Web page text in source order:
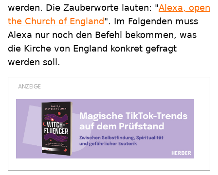
werden. Die Zauberworte lauten: "Alexa, open
the Church of England". Im Folgenden muss
Alexa nur noch den Befehl bekommen, was
die Kirche von England konkret gefragt
werden soll.